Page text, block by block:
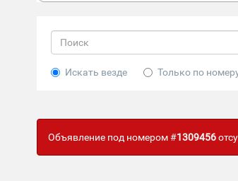
Искать везде Только по
Объявление под номером #1309456